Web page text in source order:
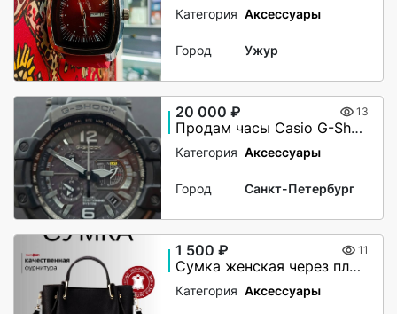
Категория Аксессуары
Город Ужур
20 000 ₽ 13
Продам часы Casio G-Shock GPW 1000-B
Категория Аксессуары
Город Санкт-Петербург
1 500 ₽ 11
Сумка женская через плечо
Категория Аксессуары